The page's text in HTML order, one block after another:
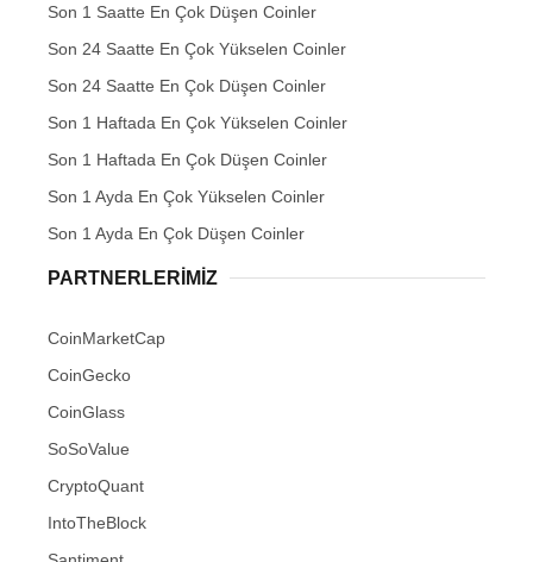
Son 1 Saatte En Çok Düşen Coinler
Son 24 Saatte En Çok Yükselen Coinler
Son 24 Saatte En Çok Düşen Coinler
Son 1 Haftada En Çok Yükselen Coinler
Son 1 Haftada En Çok Düşen Coinler
Son 1 Ayda En Çok Yükselen Coinler
Son 1 Ayda En Çok Düşen Coinler
PARTNERLERIMIZ
CoinMarketCap
CoinGecko
CoinGlass
SoSoValue
CryptoQuant
IntoTheBlock